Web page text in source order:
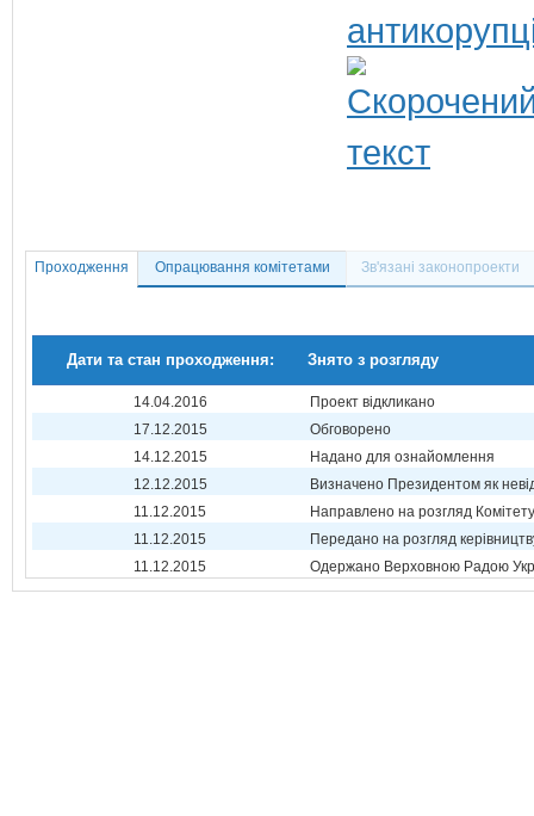
Проходження Опрацювання комітетами Зв'язані законопроекти
Дати та стан проходження: Знято з розгляду
14.04.2016
Проект відкликано
17.12.2015
Обговорено
14.12.2015
Надано для ознайомлення
12.12.2015
Визначено Президентом як
11.12.2015
Направлено на розгляд Комітету
11.12.2015
Передано на розгляд
11.12.2015
Одержано Верховною Радою